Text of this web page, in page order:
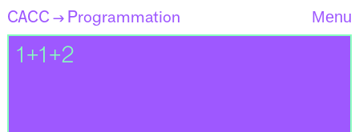
CACC →Programmation Menu
1+1+2